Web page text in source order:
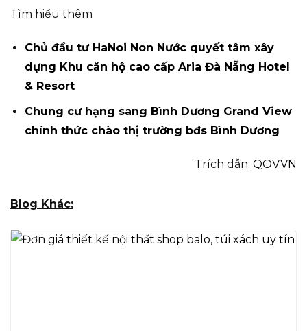
Tìm hiểu thêm
Chủ đầu tư HaNoi Non Nước quyết tâm xây
dựng Khu căn hộ cao cấp Aria Đà Nẵng Hotel
& Resort
Chung cư hạng sang Bình Dương Grand View
chính thức chào thị trường bđs Bình Dương
Trích dẫn: QOV.VN
Blog Khác: